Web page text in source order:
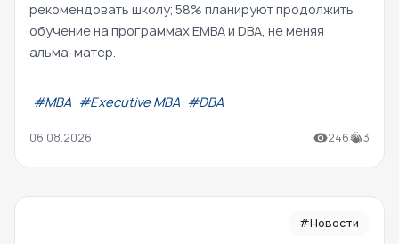
рекомендовать школу; 58% планируют продолжить
обучение на программах EMBA и DBA, не меняя
альма-матер.
#МВА #Executive MBA #DBA
06.08.2026 246 3
#Новости